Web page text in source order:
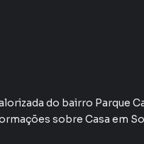
do bairro Parque
sobre Casa em